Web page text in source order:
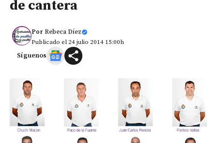
de cantera
Por Rebeca Díez
Publicado el 24 julio 2014 15:00h
Síguenos